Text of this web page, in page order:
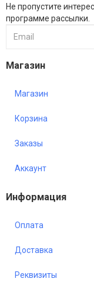
Не пропустите
программе рассылки.
Магазин
Магазин
Корзина
Заказы
Аккаунт
Информация
Оплата
Доставка
Реквизиты